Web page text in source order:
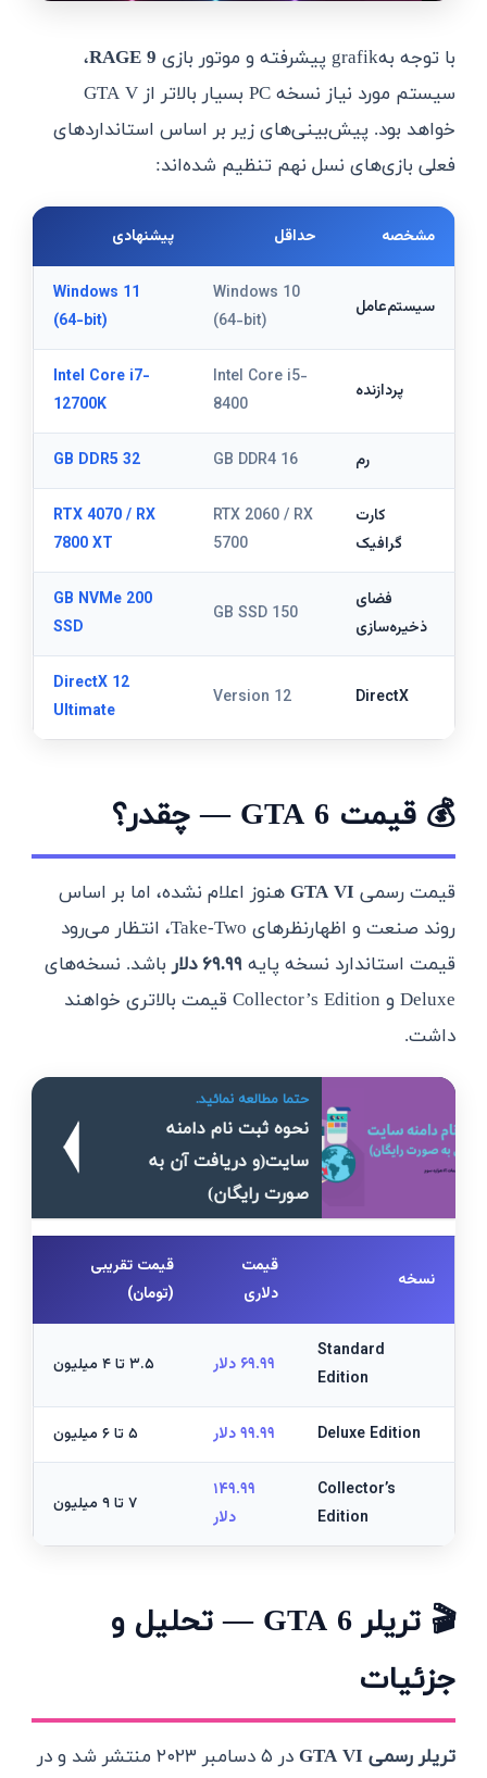
با توجه بهgrafik پیشرفته و موتور بازی RAGE 9،
سیستم مورد نیاز نسخه PC بسیار بالاتر از GTA V
خواهد بود. پیش‌بینی‌های زیر بر اساس استانداردهای
فعلی بازی‌های نسل نهم تنظیم شده‌اند:
مشخصه حداقل پیشنهادی
سیستم‌عامل
Windows 10
(64-bit)
Windows 11
(64-bit)
پردازنده
Intel Core i5-
8400
Intel Core i7-
12700K
رم 16 GB DDR4
32 GB DDR5
کارت
گرافیک
RTX 2060 / RX
5700
RTX 4070 / RX
7800 XT
فضای
ذخیره‌سازی
150 GB SSD
200 GB NVMe
SSD
DirectX
Version 12
DirectX 12
Ultimate
💰 قیمت GTA 6 — چقدر؟
قیمت رسمی GTA VIهنوز اعلام نشده، اما بر اساس
روند صنعت و اظهارنظرهای Take-Two، انتظار می‌رود
قیمت استاندارد نسخه پایه۶۹.۹۹ دلار
باشد. نسخه‌های
Deluxe و Collector’s Edition قیمت بالاتری خواهند
داشت.
حتما مطالعه نمائید.
نحوه ثبت نام دامنه
سایت(و دریافت آن به
صورت رایگان)
نسخه
قیمت
دلاری
قیمت تقریبی
(تومان)
Standard
Edition
۶۹.۹۹ دلار ۳.۵ تا ۴ میلیون
Deluxe Edition ۹۹.۹۹ دلار ۵ تا ۶ میلیون
Collector’s
Edition
۱۴۹.۹۹
دلار
۷ تا ۹ میلیون
🎬 تریلر GTA 6 — تحلیل و
جزئیات
تریلر رسمی GTA VI
در ۵ دسامبر ۲۰۲۳ منتشر شد و در